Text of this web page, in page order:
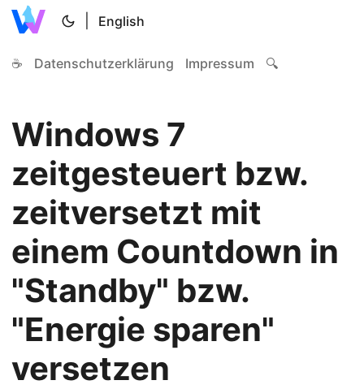
English
☕ Datenschutzerklärung Impressum 🔍
Windows 7
zeitgesteuert bzw.
zeitversetzt mit
einem Countdown in
"Standby" bzw.
"Energie sparen"
versetzen